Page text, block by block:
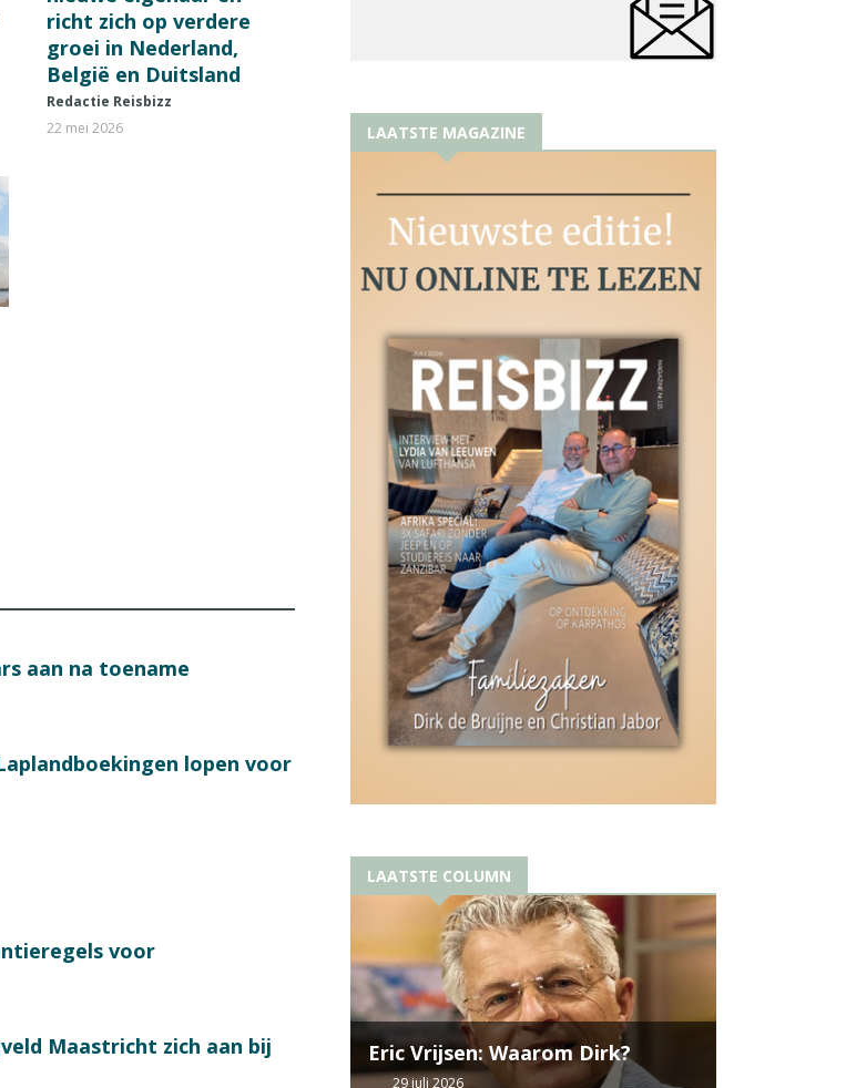
richt zich op verdere
groei in Nederland,
België en Duitsland
Redactie Reisbizz
22 mei 2026
aan na toename
lopen voor
voor
Maastricht zich aan bij
LAATSTE MAGAZINE
LAATSTE COLUMN
Eric Vrijsen: Waarom Dirk?
29 juli 2026